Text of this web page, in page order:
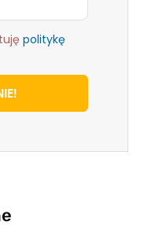
politykę